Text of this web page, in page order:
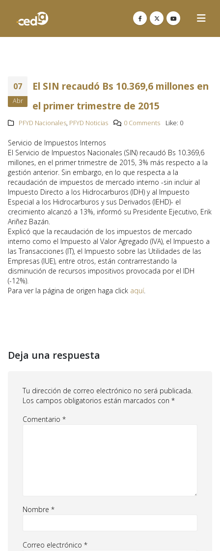
07
Abr
El SIN recaudó Bs 10.369,6 millones en
el primer trimestre de 2015
PFYD Nacionales, PFYD Noticias 0 Comments Like: 0
Servicio de Impuestos Internos
El Servicio de Impuestos Nacionales (SIN) recaudó Bs 10.369,6
millones, en el primer trimestre de 2015, 3% más respecto a la
gestión anterior. Sin embargo, en lo que respecta a la
recaudación de impuestos de mercado interno -sin incluir al
Impuesto Directo a los Hidrocarburos (IDH) y al Impuesto
Especial a los Hidrocarburos y sus Derivados (IEHD)- el
crecimiento alcanzó a 13%, informó su Presidente Ejecutivo, Erik
Ariñez Bazán.
Explicó que la recaudación de los impuestos de mercado
interno como el Impuesto al Valor Agregado (IVA), el Impuesto a
las Transacciones (IT), el Impuesto sobre las Utilidades de las
Empresas (IUE), entre otros, están contrarrestando la
disminución de recursos impositivos provocada por el IDH
(-12%).
Para ver la página de origen haga click aquí.
Deja una respuesta
Tu dirección de correo electrónico no será publicada.
Los campos obligatorios están marcados con *
Comentario *
Nombre *
Correo electrónico *